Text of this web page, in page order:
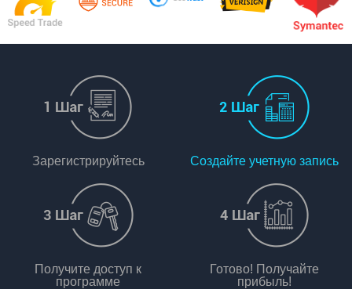
Зарегистрируйтесь Создайте учетную запись
Получите доступ к
программе
Готово! Получайте
прибыль!